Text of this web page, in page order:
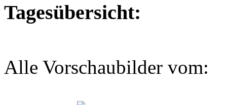
Tagesübersicht:
Alle Vorschaubilder vom: